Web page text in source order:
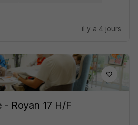
il y a 4 jours
- Royan 17 H/F